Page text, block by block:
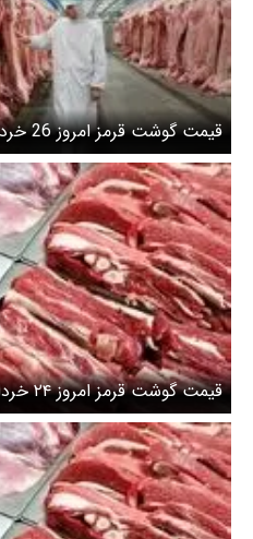
گوسفندی کیلویی چند؟ + جدول
گوسفندی کیلویی چند؟ + جدول